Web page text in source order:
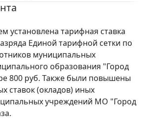
установлена тарифная ставка
Единой тарифной сетки по
муниципальных
образования "Город
800 руб. Также были повышены
ставок (окладов) иных
учреждений МО "Город